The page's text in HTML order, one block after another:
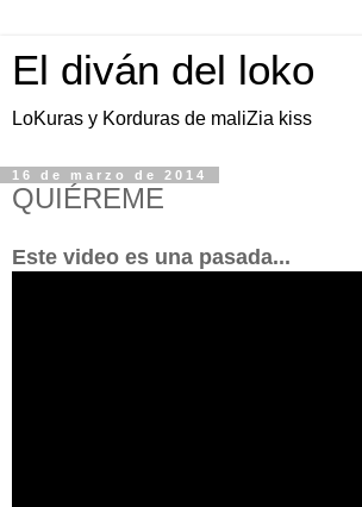
El diván del loko
LoKuras y Korduras de maliZia kiss
16 de marzo de 2014
QUIÉREME
Este video es una pasada...